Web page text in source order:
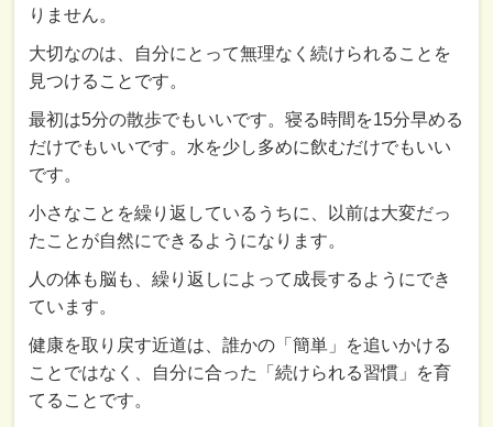
りません。
大切なのは、自分にとって無理なく続けられることを
見つけることです。
最初は5分の散歩でもいいです。寝る時間を15分早める
だけでもいいです。水を少し多めに飲むだけでもいい
です。
小さなことを繰り返しているうちに、以前は大変だっ
たことが自然にできるようになります。
人の体も脳も、繰り返しによって成長するようにでき
ています。
健康を取り戻す近道は、誰かの「簡単」を追いかける
ことではなく、自分に合った「続けられる習慣」を育
てることです。